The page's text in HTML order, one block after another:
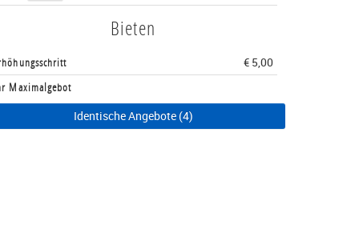
Bieten
€ 5,00
Maximalgebot
Identische Angebote (4)